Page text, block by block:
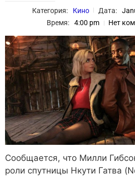
Категория: Кино Дата:
Время:
4:00 pm Нет
Сообщается, что Милли
роли спутницы Нкути Гатва